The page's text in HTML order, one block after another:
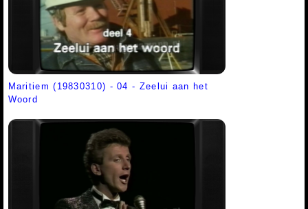
Maritiem (19830310) - 04 - Zeelui aan het
Woord